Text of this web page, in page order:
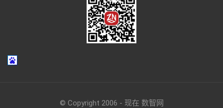
© Copyright 2006 - 现在 数智网